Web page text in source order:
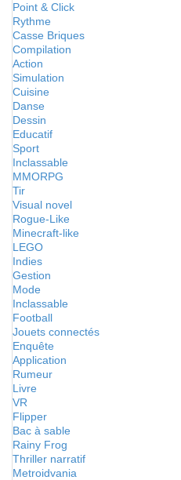
Point & Click
Rythme
Casse Briques
Compilation
Action
Simulation
Cuisine
Danse
Dessin
Educatif
Sport
Inclassable
MMORPG
Tir
Visual novel
Rogue-Like
Minecraft-like
LEGO
Indies
Gestion
Mode
Inclassable
Football
Jouets connectés
Enquête
Application
Rumeur
Livre
VR
Flipper
Bac à sable
Rainy Frog
Thriller narratif
Metroidvania